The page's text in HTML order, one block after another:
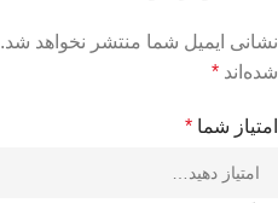
نشانی ایمیل شما منتشر نخواهد شد.
شده‌اند *
امتیاز شما *